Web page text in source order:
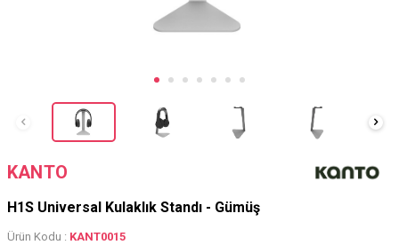
KANTO
H1S Universal Kulaklık Standı - Gümüş
Ürün Kodu : KANT0015